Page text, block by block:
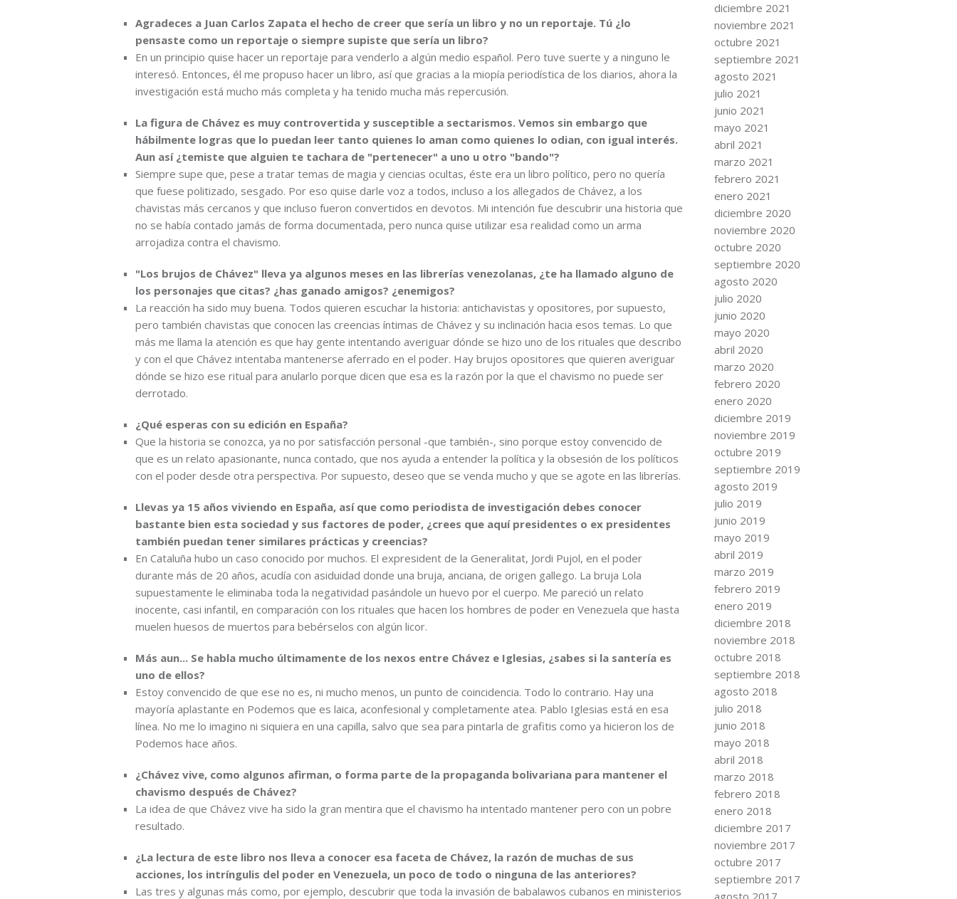
Agradeces a Juan Carlos Zapata el hecho de creer que sería un libro y no un reportaje. Tú ¿lo
pensaste como un reportaje o siempre supiste que sería un libro?
En un principio quise hacer un reportaje para venderlo a algún medio español. Pero tuve suerte y a ninguno le
interesó. Entonces, él me propuso hacer un libro, así que gracias a la miopía periodística de los diarios, ahora la
investigación está mucho más completa y ha tenido mucha más repercusión.
La figura de Chávez es muy controvertida y susceptible a sectarismos. Vemos sin embargo que
hábilmente logras que lo puedan leer tanto quienes lo aman como quienes lo odian, con igual interés.
Aun así ¿temiste que alguien te tachara de "pertenecer" a uno u otro "bando"?
Siempre supe que, pese a tratar temas de magia y ciencias ocultas, éste era un libro político, pero no quería
que fuese politizado, sesgado. Por eso quise darle voz a todos, incluso a los allegados de Chávez, a los
chavistas más cercanos y que incluso fueron convertidos en devotos. Mi intención fue descubrir una historia que
no se había contado jamás de forma documentada, pero nunca quise utilizar esa realidad como un arma
arrojadiza contra el chavismo.
"Los brujos de Chávez" lleva ya algunos meses en las librerías venezolanas, ¿te ha llamado alguno de
los personajes que citas? ¿has ganado amigos? ¿enemigos?
La reacción ha sido muy buena. Todos quieren escuchar la historia: antichavistas y opositores, por supuesto,
pero también chavistas que conocen las creencias íntimas de Chávez y su inclinación hacia esos temas. Lo que
más me llama la atención es que hay gente intentando averiguar dónde se hizo uno de los rituales que describo
y con el que Chávez intentaba mantenerse aferrado en el poder. Hay brujos opositores que quieren averiguar
dónde se hizo ese ritual para anularlo porque dicen que esa es la razón por la que el chavismo no puede ser
derrotado.
¿Qué esperas con su edición en España?
Que la historia se conozca, ya no por satisfacción personal -que también-, sino porque estoy convencido de
que es un relato apasionante, nunca contado, que nos ayuda a entender la política y la obsesión de los políticos
con el poder desde otra perspectiva. Por supuesto, deseo que se venda mucho y que se agote en las librerías.
Llevas ya 15 años viviendo en España, así que como periodista de investigación debes conocer
bastante bien esta sociedad y sus factores de poder, ¿crees que aquí presidentes o ex presidentes
también puedan tener similares prácticas y creencias?
En Cataluña hubo un caso conocido por muchos. El expresident de la Generalitat, Jordi Pujol, en el poder
durante más de 20 años, acudía con asiduidad donde una bruja, anciana, de origen gallego. La bruja Lola
supuestamente le eliminaba toda la negatividad pasándole un huevo por el cuerpo. Me pareció un relato
inocente, casi infantil, en comparación con los rituales que hacen los hombres de poder en Venezuela que hasta
muelen huesos de muertos para bebérselos con algún licor.
Más aun... Se habla mucho últimamente de los nexos entre Chávez e Iglesias, ¿sabes si la santería es
uno de ellos?
Estoy convencido de que ese no es, ni mucho menos, un punto de coincidencia. Todo lo contrario. Hay una
mayoría aplastante en Podemos que es laica, aconfesional y completamente atea. Pablo Iglesias está en esa
línea. No me lo imagino ni siquiera en una capilla, salvo que sea para pintarla de grafitis como ya hicieron los de
Podemos hace años.
¿Chávez vive, como algunos afirman, o forma parte de la propaganda bolivariana para mantener el
chavismo después de Chávez?
La idea de que Chávez vive ha sido la gran mentira que el chavismo ha intentado mantener pero con un pobre
resultado.
¿La lectura de este libro nos lleva a conocer esa faceta de Chávez, la razón de muchas de sus
acciones, los intríngulis del poder en Venezuela, un poco de todo o ninguna de las anteriores?
Las tres y algunas más como, por ejemplo, descubrir que toda la invasión de babalawos cubanos en ministerios
diciembre 2021
noviembre 2021
octubre 2021
septiembre 2021
agosto 2021
julio 2021
junio 2021
mayo 2021
abril 2021
marzo 2021
febrero 2021
enero 2021
diciembre 2020
noviembre 2020
octubre 2020
septiembre 2020
agosto 2020
julio 2020
junio 2020
mayo 2020
abril 2020
marzo 2020
febrero 2020
enero 2020
diciembre 2019
noviembre 2019
octubre 2019
septiembre 2019
agosto 2019
julio 2019
junio 2019
mayo 2019
abril 2019
marzo 2019
febrero 2019
enero 2019
diciembre 2018
noviembre 2018
octubre 2018
septiembre 2018
agosto 2018
julio 2018
junio 2018
mayo 2018
abril 2018
marzo 2018
febrero 2018
enero 2018
diciembre 2017
noviembre 2017
octubre 2017
septiembre 2017
agosto 2017